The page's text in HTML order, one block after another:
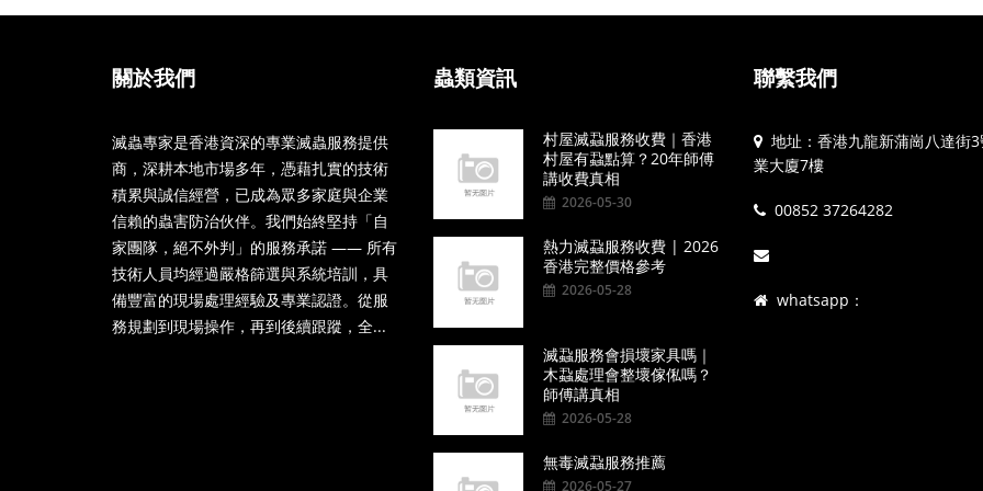
關於我們
滅蟲專家是香港資深的專業滅蟲服務提供
商，深耕本地市場多年，憑藉扎實的技術
積累與誠信經營，已成為眾多家庭與企業
信賴的蟲害防治伙伴。我們始終堅持「自
家團隊，絕不外判」的服務承諾 —— 所有
技術人員均經過嚴格篩選與系統培訓，具
備豐富的現場處理經驗及專業認證。從服
務規劃到現場操作，再到後續跟蹤，全...
蟲類資訊
村屋滅蝨服務收費｜香港
村屋有蝨點算？20年師傅
講收費真相
2026-05-30
熱力滅蝨服務收費 | 2026
香港完整價格參考
2026-05-28
滅蝨服務會損壞家具嗎｜
木蝨處理會整壞傢俬嗎？
師傅講真相
2026-05-28
無毒滅蝨服務推薦
2026-05-27
聯繫我們
地址：香港九龍新蒲崗八達街
業大廈7樓
00852 37264282
whatsapp：